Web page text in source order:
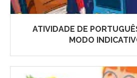
ATIVIDADE DE
MODO